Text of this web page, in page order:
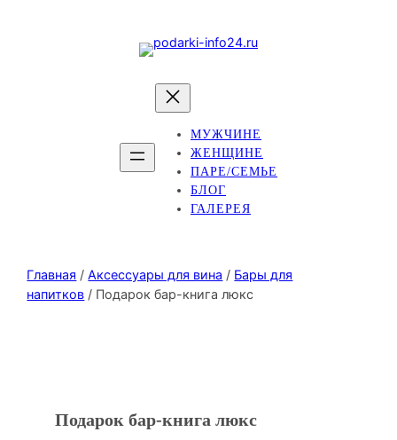
МУЖЧИНЕ
ЖЕНЩИНЕ
ПАРЕ/СЕМЬЕ
БЛОГ
ГАЛЕРЕЯ
Главная /Аксессуары для вина / Бары для
напитков / Подарок бар-книга люкс
Подарок бар-книга люкс